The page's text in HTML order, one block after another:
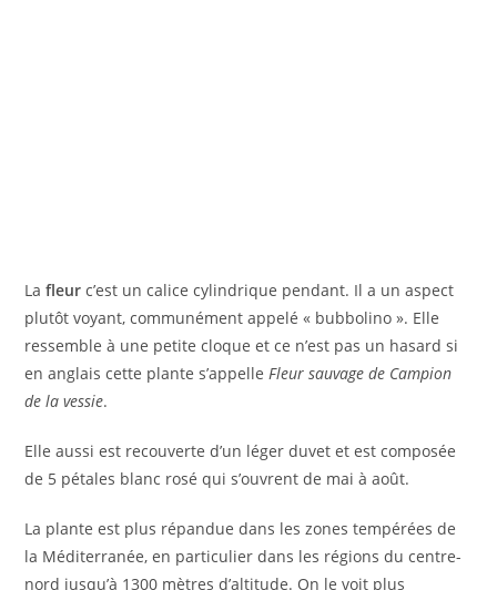
Lafleur c’est un calice cylindrique pendant. Il a un aspect
plutôt voyant, communément appelé « bubbolino ». Elle
ressemble à une petite cloque et ce n’est pas un hasard si
en anglais cette plante s’appelle Fleur sauvage de Campion
de la vessie.
Elle aussi est recouverte d’un léger duvet et est composée
de 5 pétales blanc rosé qui s’ouvrent de mai à août.
La plante est plus répandue dans les zones tempérées de
la Méditerranée, en particulier dans les régions du centre-
nord jusqu’à 1300 mètres d’altitude. On le voit plus